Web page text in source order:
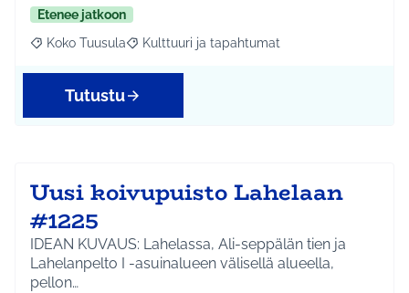
Etenee jatkoon
Rajaa tulokset aihepiirin mukaan: Koko Tuusula
Koko Tuusula Rajaa tulokset teeman mukaan: Kulttuuri ja
Kulttuuri ja tapahtumat
Tutustu
Uusi koivupuisto Lahelaan
#1225
IDEAN KUVAUS: Lahelassa, Ali-seppälän tien ja
Lahelanpelto I -asuinalueen välisellä alueella,
pellon…